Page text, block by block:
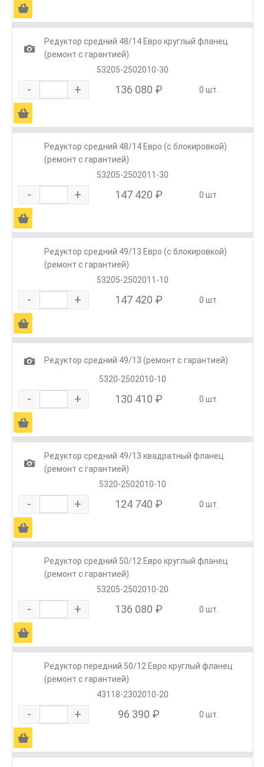
Ä
1
Редуктор средний 48/14 Евро круглый фланец
(ремонт с гарантией)
53205-2502010-30
- + 136 080 ₽ 0 шт.
Ä
Редуктор средний 48/14 Евро (с блокировкой)
(ремонт с гарантией)
53205-2502011-30
- + 147 420 ₽ 0 шт.
Ä
Редуктор средний 49/13 Евро (с блокировкой)
(ремонт с гарантией)
53205-2502011-10
- + 147 420 ₽ 0 шт.
Ä
1
Редуктор средний 49/13 (ремонт с гарантией)
5320-2502010-10
- + 130 410 ₽ 0 шт.
Ä
1
Редуктор средний 49/13 квадратный фланец
(ремонт с гарантией)
5320-2502010-10
- + 124 740 ₽ 0 шт.
Ä
Редуктор средний 50/12 Евро круглый фланец
(ремонт с гарантией)
53205-2502010-20
- + 136 080 ₽ 0 шт.
Ä
Редуктор передний 50/12 Евро круглый фланец
(ремонт с гарантией)
43118-2302010-20
- + 96 390 ₽ 0 шт.
Ä